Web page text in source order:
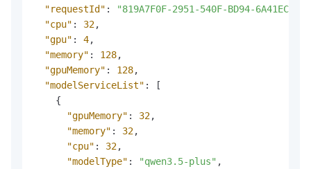
"requestId" :
"819A7F0F-2951-540F-BD94-
"cpu" : 32,
"gpu" : 4,
"memory" : 128,
"gpuMemory" : 128,
"modelServiceList" :
[
{
"gpuMemory" : 32,
"memory" : 32,
"cpu" : 32,
"modelType" : "qwen3.5-plus" ,